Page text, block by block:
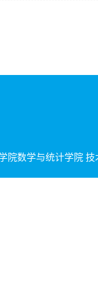
院数学与统计学院